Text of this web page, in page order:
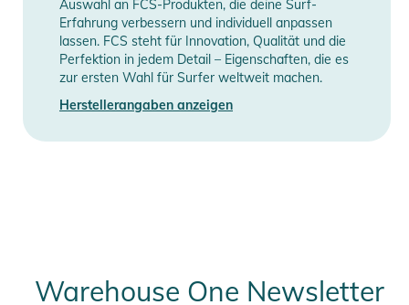
Auswahl an FCS-Produkten, die deine Surf-
Erfahrung verbessern und individuell anpassen
lassen. FCS steht für Innovation, Qualität und die
Perfektion in jedem Detail – Eigenschaften, die es
zur ersten Wahl für Surfer weltweit machen.
Herstellerangaben anzeigen
Warehouse One Newsletter